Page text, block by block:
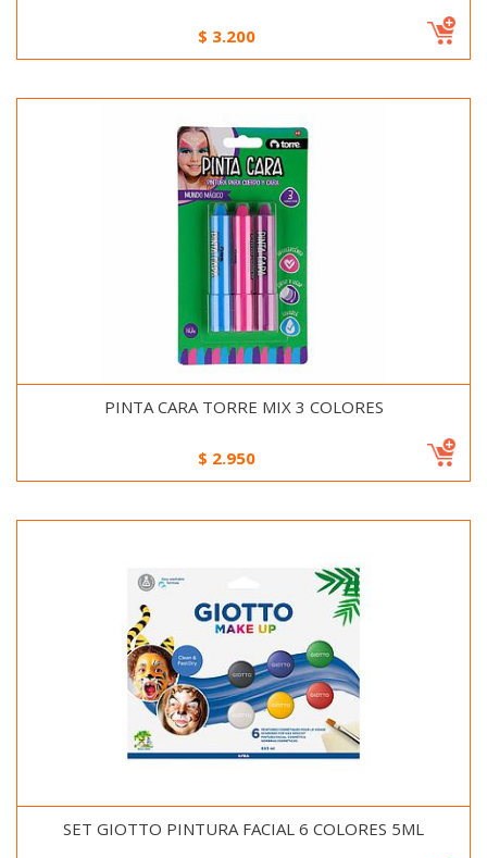
$ 3.200
PINTA CARA TORRE MIX 3 COLORES
$ 2.950
SET GIOTTO PINTURA FACIAL 6 COLORES 5ML